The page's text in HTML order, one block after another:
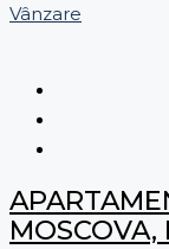
Vânzare
MOSCOVA,